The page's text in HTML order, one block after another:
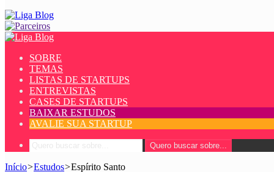
SOBRE
TEMAS
LISTAS DE STARTUPS
ENTREVISTAS
CASES DE STARTUPS
BAIXAR ESTUDOS
AVALIE SUA STARTUP
Quero buscar sobre...
Início>Estudos>Espírito Santo